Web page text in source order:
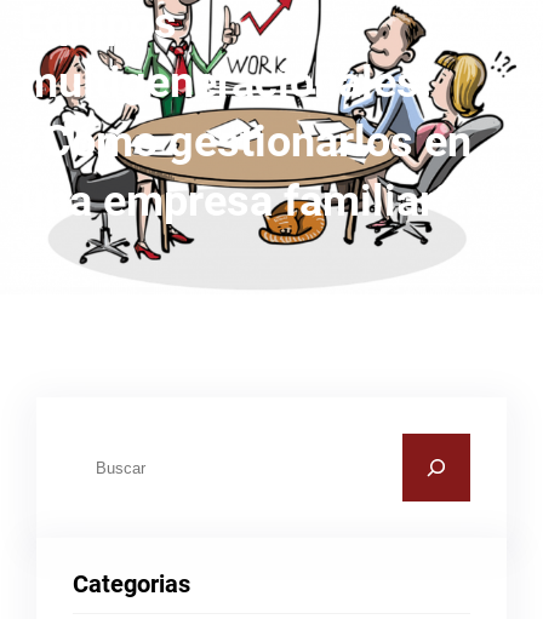
Equipos
multigeneracionales:
¿Cómo gestionarlos en
una empresa familiar?
a
Categorias